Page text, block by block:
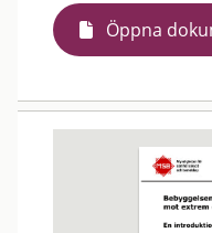
Öppna